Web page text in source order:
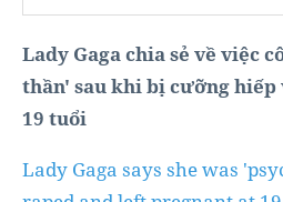
Lady Gaga chia sẻ về việc
thần' sau khi bị cưỡng hiếp
19 tuổi
Lady Gaga says she was